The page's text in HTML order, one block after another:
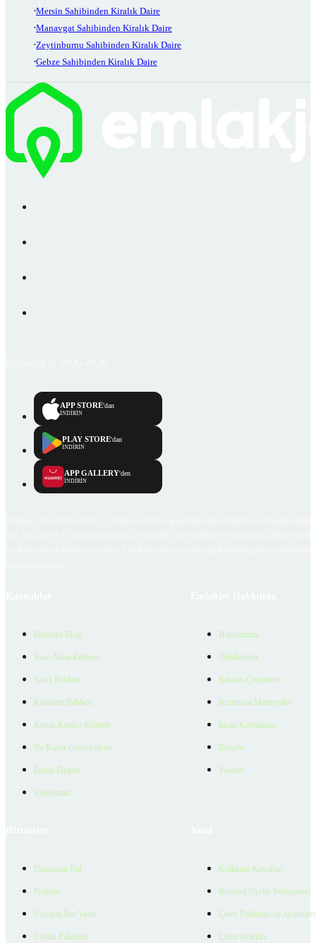
Mersin Sahibinden Kiralık Daire
Manavgat Sahibinden Kiralık Daire
Zeytinburnu Sahibinden Kiralık Daire
Gebze Sahibinden Kiralık Daire
APP STORE'dan
İNDİRİN
PLAY STORE'dan
İNDİRİN
APP GALLERY'den
İNDİRİN
Emlakjet Blog
Satın Alma Rehberi
Satıcı Rehberi
Kiralama Rehberi
Konut Kredisi Rehberi
Ne Kadar Ödeyebilirim
Emlak Değeri
Verilerimiz
Hakkımızda
Ödüllerimiz
Reklam Çözümleri
Kurumsal Materyaller
İnsan Kaynakları
İletişim
Yardım
Danışman Bul
Projeler
Ücretsiz İlan Verin
Üyelik Paketleri
Kullanım Koşulları
Bireysel Üyelik Sözleşmesi
Çerez Politikası ve
Çerez Ayarları